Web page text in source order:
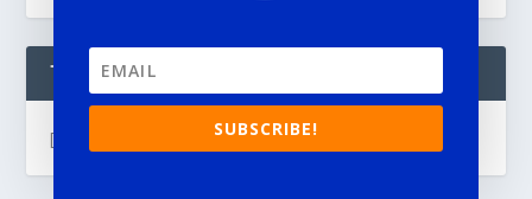
TWEETS
[custom-twitter-feeds]SUBSCRIBE!